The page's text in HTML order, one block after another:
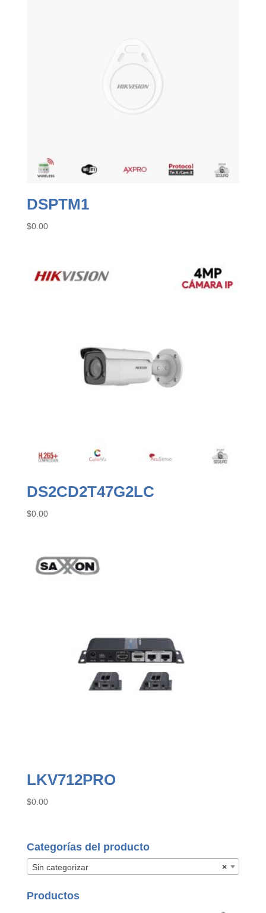
DSPTM1
$0.00
DS2CD2T47G2LC
$0.00
LKV712PRO
$0.00
Categorías del producto
×
Sin categorizar
Productos